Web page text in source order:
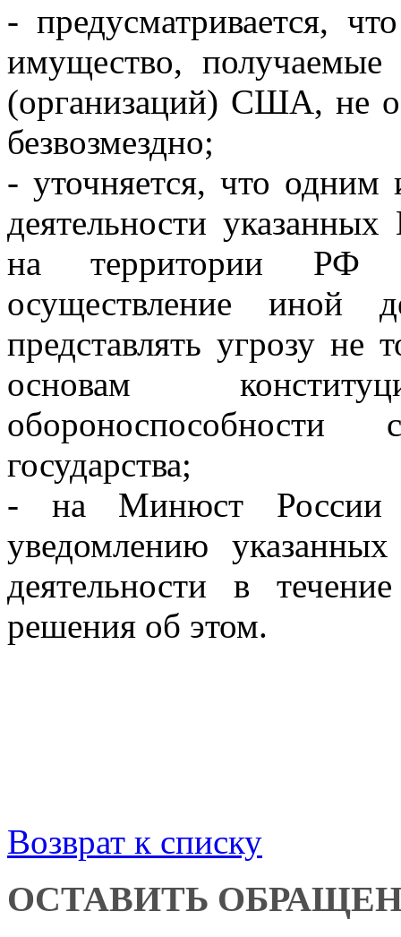
- предусматривается,
имущество,
(организаций) США, не
безвозмездно;
- уточняется, что одним
деятельности
на территории РФ
осуществление иной
представлять угрозу не
основам
государства;
- на Минюст России
уведомлению
деятельности в
решения об этом.
Возврат к списку
ОСТАВИТЬ